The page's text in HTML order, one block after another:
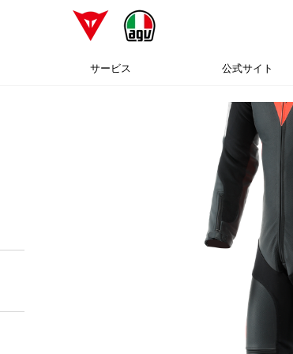
サービス 公式サイト